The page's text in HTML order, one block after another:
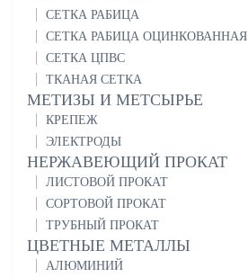
СЕТКА РАБИЦА
СЕТКА РАБИЦА ОЦИНКОВАННАЯ
СЕТКА ЦПВС
ТКАНАЯ СЕТКА
МЕТИЗЫ И МЕТСЫРЬЕ
КРЕПЕЖ
ЭЛЕКТРОДЫ
НЕРЖАВЕЮЩИЙ ПРОКАТ
ЛИСТОВОЙ ПРОКАТ
СОРТОВОЙ ПРОКАТ
ТРУБНЫЙ ПРОКАТ
ЦВЕТНЫЕ МЕТАЛЛЫ
АЛЮМИНИЙ